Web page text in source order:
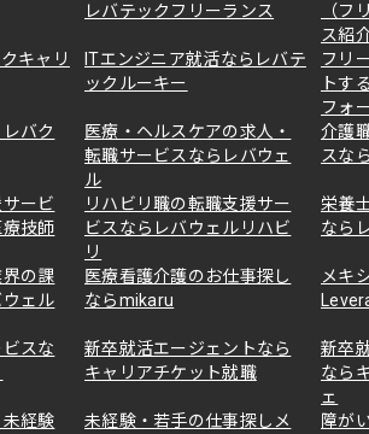
レバテックフリーランス
（フ
ス紹
キャリ
ITエンジニア就活ならレバテ
ックルーキー
フリ
トす
フォ
バク
医療・ヘルスケアの求人・
転職サービスならレバウェ
ル
介護
スな
ービ
技師
リハビリ職の転職支援サー
ビスならレバウェルリハビ
リ
栄養
なら
の課
ェル
医療看護介護のお仕事探し
ならmikaru
メキ
スな
新卒就活エージェントなら
キャリアチケット就職
新卒
なら
ェ
経験
未経験・若手の仕事探しメ
障が